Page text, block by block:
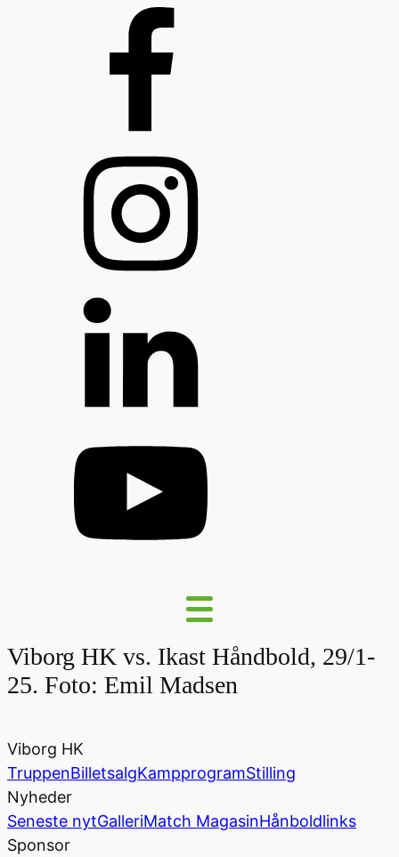
Viborg HK vs. Ikast Håndbold, 29/1-
25. Foto: Emil Madsen
Viborg HK
TruppenBilletsalgKampprogramStilling
Nyheder
Seneste nytGalleriMatch MagasinHånboldlinks
Sponsor